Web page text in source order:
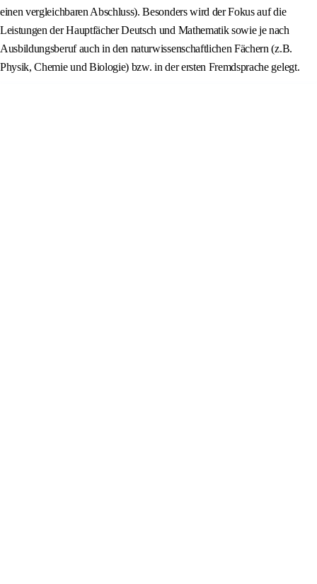
einen vergleichbaren Abschluss). Besonders wird der Fokus auf die
Leistungen der Hauptfächer Deutsch und Mathematik sowie je nach
Ausbildungsberuf auch in den naturwissenschaftlichen Fächern (z.B.
Physik, Chemie und Biologie) bzw. in der ersten Fremdsprache gelegt.